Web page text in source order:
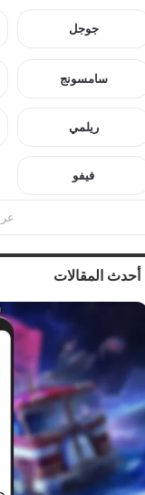
جوجل
سامسونج
ريلمي
فيفو
أحدث المقالات